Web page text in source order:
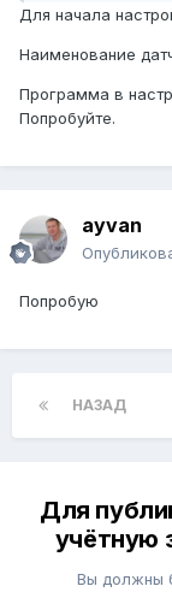
Для начала
Наименование
Программа в
Попробуйте.
ayvan
Попробую
НАЗАД
Для
учётную
Вы должны